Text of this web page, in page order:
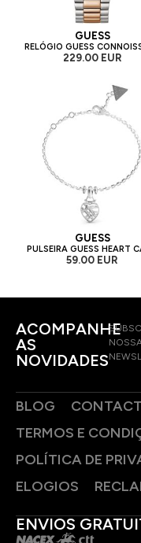
GUESS
RELÓGIO GUESS
229.00 EUR
GUESS
PULSEIRA GUESS HEART
59.00 EUR
ACOMPANHE
AS
NOVIDADES
BLOG
TERMOS E
POLÍTICA DE
ELOGIOS
ENVIOS